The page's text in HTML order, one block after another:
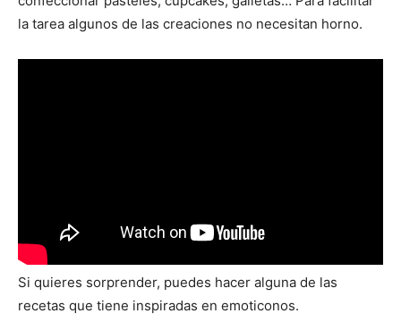
la tarea algunos de las creaciones no necesitan horno.
Si quieres sorprender, puedes hacer alguna de las
recetas que tiene inspiradas en emoticonos.